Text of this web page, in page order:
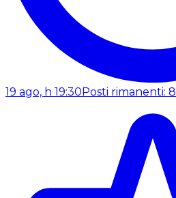
19 ago, h 19:30Posti rimanenti: 8